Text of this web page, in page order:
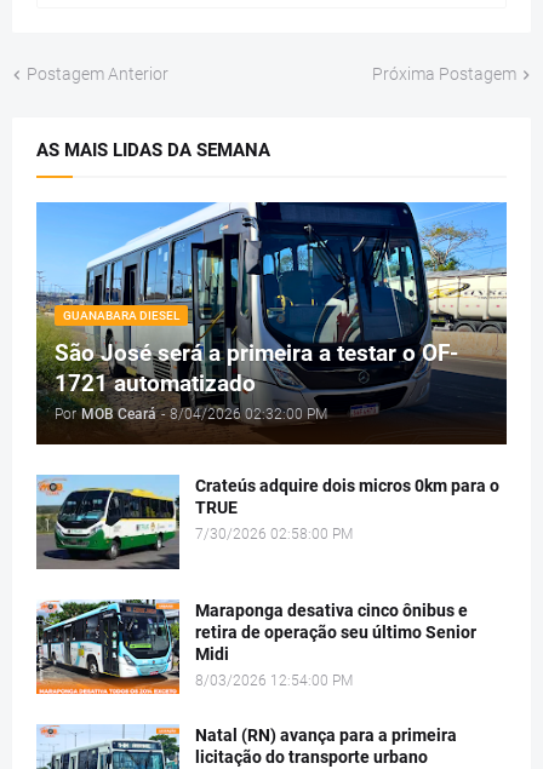
Postagem Anterior Próxima Postagem
AS MAIS LIDAS DA SEMANA
GUANABARA DIESEL
São José será a primeira a testar o OF-
1721 automatizado
Por MOB Ceará - 8/04/2026 02:32:00 PM
Crateús adquire dois micros 0km para o
TRUE
7/30/2026 02:58:00 PM
Maraponga desativa cinco ônibus e
retira de operação seu último Senior
Midi
8/03/2026 12:54:00 PM
Natal (RN) avança para a primeira
licitação do transporte urbano